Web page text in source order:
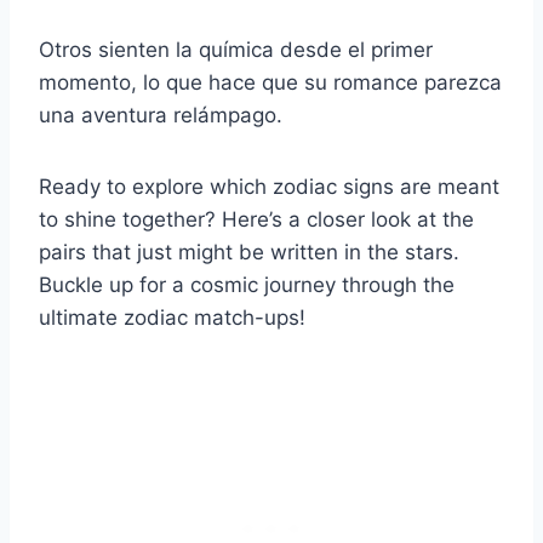
Otros sienten la química desde el primer
momento, lo que hace que su romance parezca
una aventura relámpago.
Ready to explore which zodiac signs are meant
to shine together? Here’s a closer look at the
pairs that just might be written in the stars.
Buckle up for a cosmic journey through the
ultimate zodiac match-ups!